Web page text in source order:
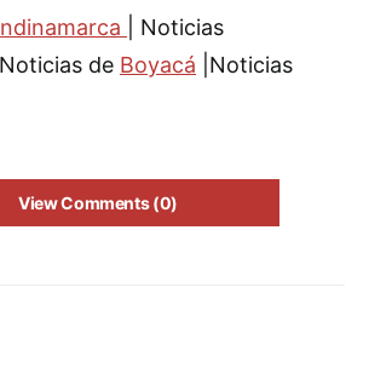
| Noticias
de Boyacá |Noticias
View Comments (0)